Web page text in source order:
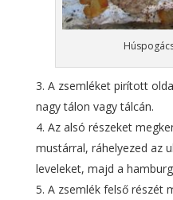
A zsemléket pirított
nagy tálon vagy tálcán.
Az alsó részeket
mustárral, ráhelyezed az
leveleket, majd a
A zsemlék felső részét